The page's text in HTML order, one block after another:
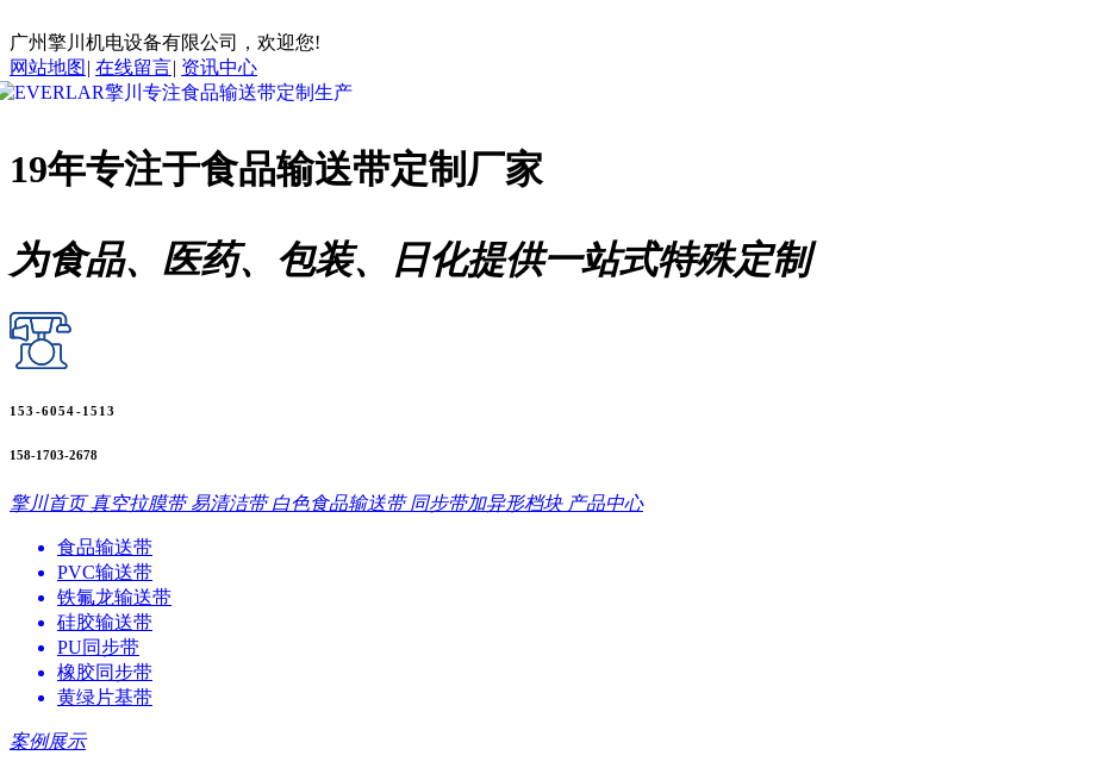
广州擎川机电设备有限公司，欢迎您!
网站地图 | 在线留言| 资讯中心
19年专注于食品输送带定制厂家
为食品、医药、包装、日化提供一站式特殊定制
153-6054-1513
158-1703-2678
擎川首页 真空拉膜带 易清洁带 白色食品输送带 同步带加异形档块 产品中心
食品输送带
PVC输送带
铁氟龙输送带
硅胶输送带
PU同步带
橡胶同步带
黄绿片基带
案例展示